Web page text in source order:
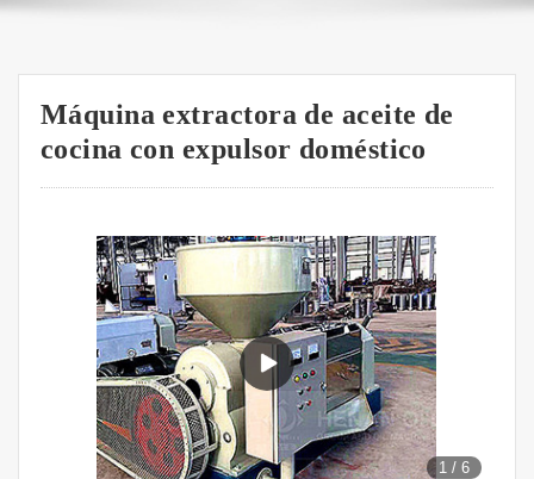
Máquina extractora de aceite de
cocina con expulsor doméstico
1 /6